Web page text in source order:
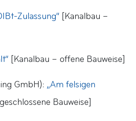
Zulassung“ [Kanalbau –
[Kanalbau – offene Bauweise]
GmbH): „Am felsigen
Bauweise]